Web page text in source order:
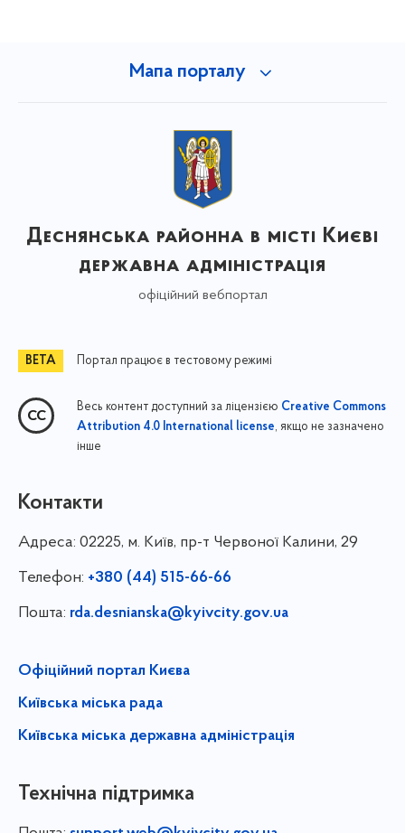
Мапа порталу
Деснянська районна в місті Києві
державна адміністрація
офіційний вебпортал
Портал працює в тестовому режимі
Весь контент доступний за ліцензією Creative Commons
Attribution 4.0 International license, якщо не зазначено
інше
Контакти
Адреса: 02225, м. Київ, пр-т Червоної Калини, 29
Телефон: +380 (44) 515-66-66
Пошта: rda.desnianska@kyivcity.gov.ua
Офіційний портал Києва
Київська міська рада
Київська міська державна адміністрація
Технічна підтримка